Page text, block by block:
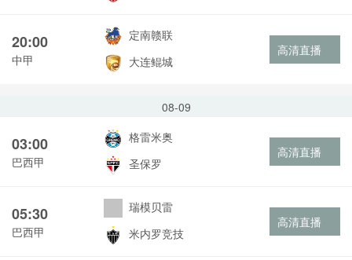
20:00
中甲
定南赣联
大连鲲城
高清直播
08-09
03:00
巴西甲
格雷米奥
圣保罗
高清直播
05:30
巴西甲
瑞模贝雷
米内罗竞技
高清直播